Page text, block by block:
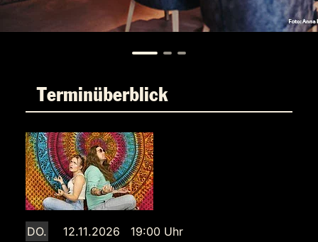
Terminüberblick
DO.
12.11.2026 19:00 Uhr